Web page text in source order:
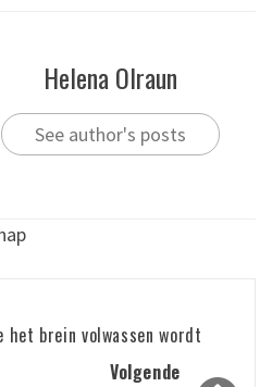
Helena Olraun
See author's posts
het brein volwassen wordt
Volgende